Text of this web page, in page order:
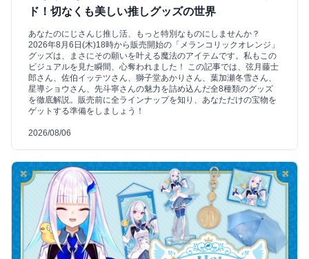
ド！切なくも美しい推しグッズの世界
あなたのにじさんじ推し活、もっと特別なものにしませんか？
2026年8月6日(木)18時から販売開始の「メランコリックオレンジ」
グッズは、まさにその願いを叶える魔法のアイテムです。私もこの
ビジュアルを見た瞬間、心奪われました！ この記事では、弦月藤士
郎さん、佐伯イッテツさん、獅子堂あかりさん、葉加瀬冬雪さん、
星導ショウさん、先斗寧さんの魅力を詰め込んだ全8種類のグッズ
を徹底解説。販売前に全ラインナップを知り、あなただけの宝物を
ゲットする準備をしましょう！
2026/08/06